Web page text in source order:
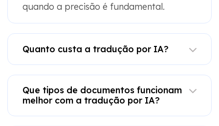
quando a precisão é fundamental.
Quanto custa a tradução por IA?
Que tipos de documentos funcionam
melhor com a tradução por IA?